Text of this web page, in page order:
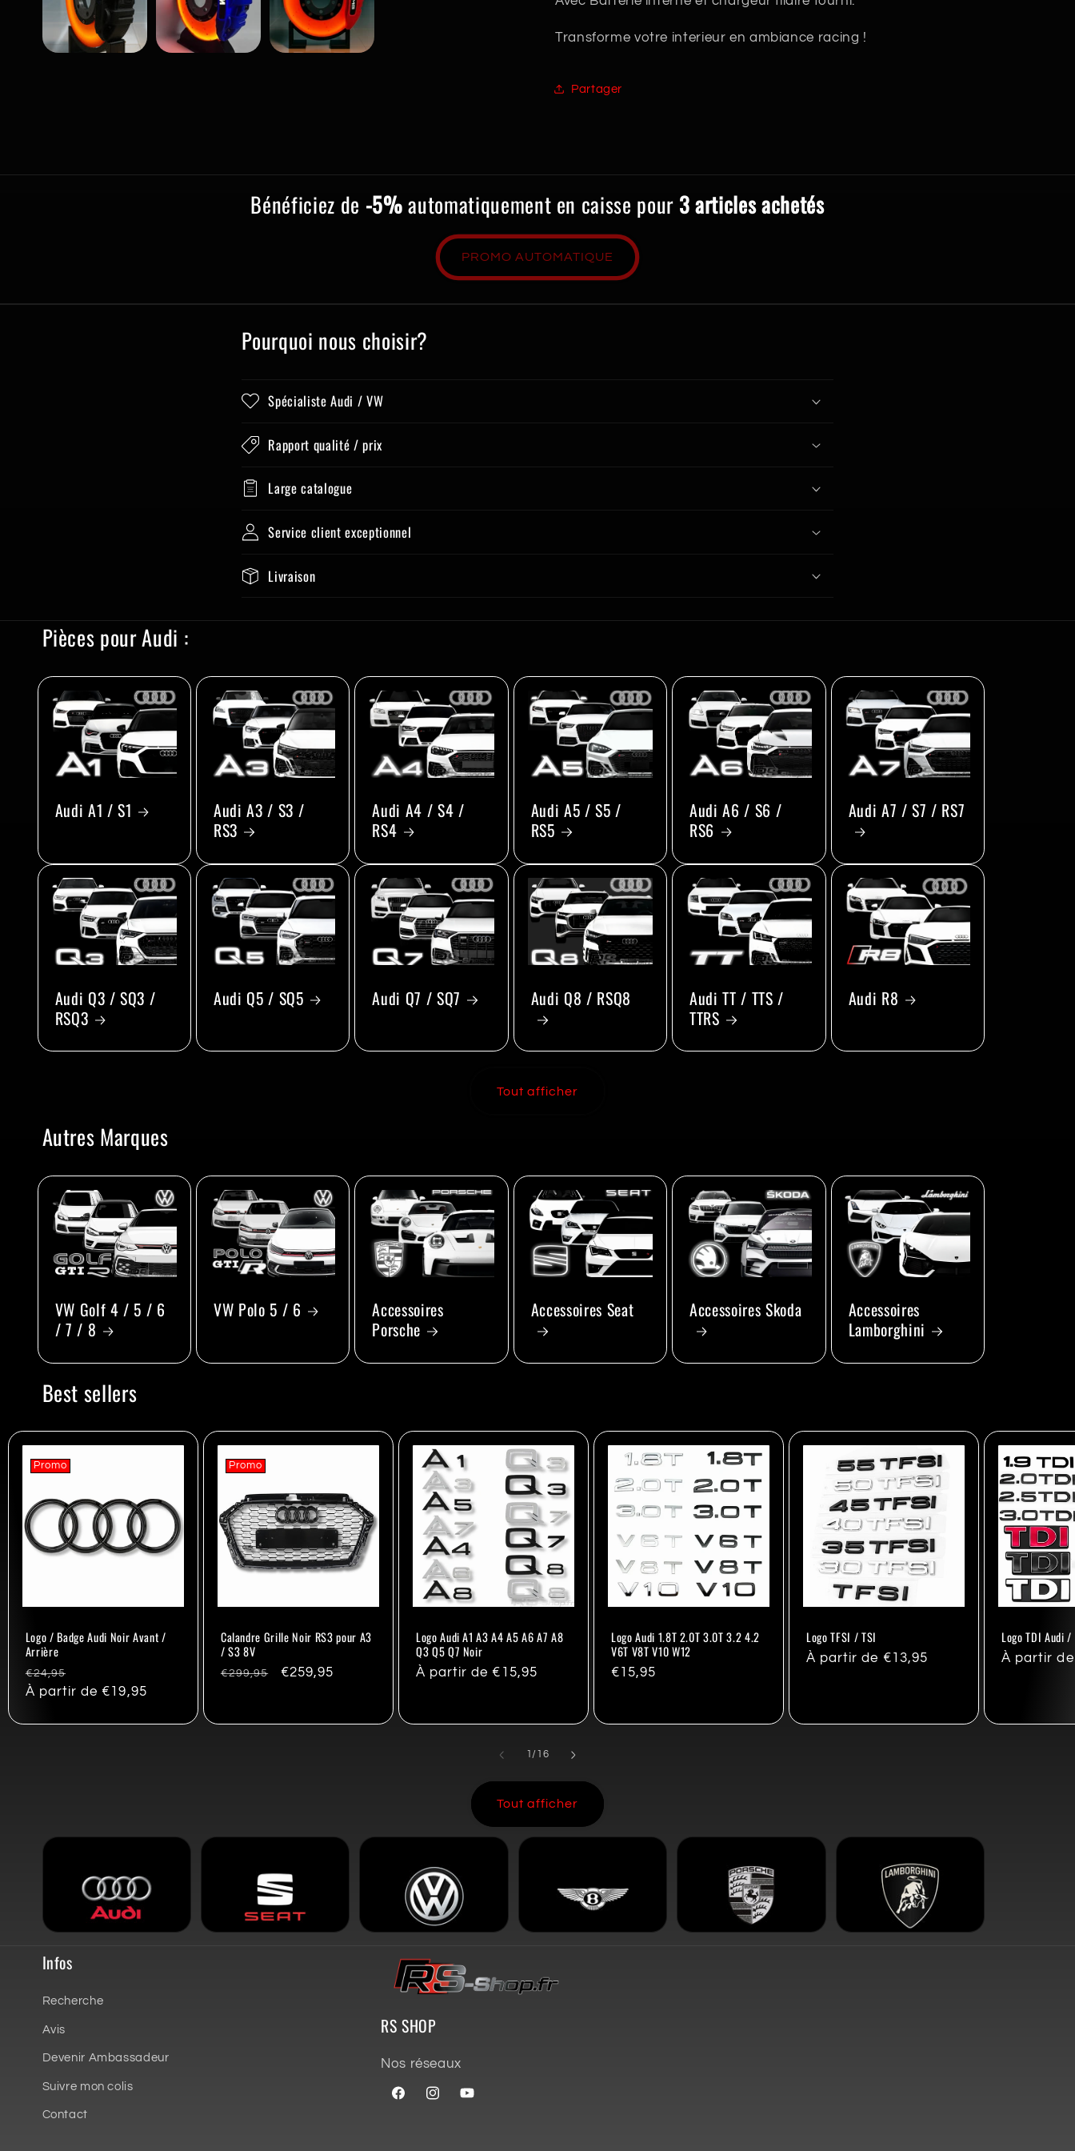
Transforme votre interieur en ambiance racing !
Partager
Bénéficiez de -5%automatiquement en caisse pour 3 articles achetés
PROMO AUTOMATIQUE
Pourquoi nous choisir?
Spécialiste Audi / VW
Rapport qualité / prix
Large catalogue
Service client exceptionnel
Livraison
Pièces pour Audi :
Audi A1 / S1
Audi A3 / S3 /
RS3
Audi A4 / S4 /
RS4
Audi A5 / S5 /
RS5
Audi A6 / S6 /
RS6
Audi A7 / S7 / RS7
Audi Q3 / SQ3 /
RSQ3
Audi Q5 / SQ5 Audi Q7 / SQ7 Audi Q8 / RSQ8
Audi TT / TTS /
TTRS
Audi R8
Tout afficher
Autres Marques
VW Golf 4 / 5 / 6
/ 7 / 8
VW Polo 5 / 6
Accessoires
Porsche
Accessoires Seat Accessoires Skoda
Accessoires
Lamborghini
Best sellers
Promo
Logo / Badge Audi Noir Avant /
Arrière
Prix
habituel
€24,95
À partir de €19,95
Promo
Calandre Grille Noir RS3 pour A3
/ S3 8V
Prix
€299,95 Promo
€259,95
Logo Audi A1 A3 A4 A5 A6 A7 A8
Q3 Q5 Q7 Noir
Prix
À partir de €15,95
Logo Audi 1.8T 2.0T 3.0T 3.2 4.2
V6T V8T V10 W12
Prix
€15,95
Logo TFSI / TSI
Prix
À partir de €13,95
Logo TDI Audi /
Prix
À partir
/ de
16
Tout afficher
Infos
Recherche
Avis
Devenir Ambassadeur
Suivre mon colis
Contact
RS SHOP
Nos réseaux
FacebookInstagramYouTube